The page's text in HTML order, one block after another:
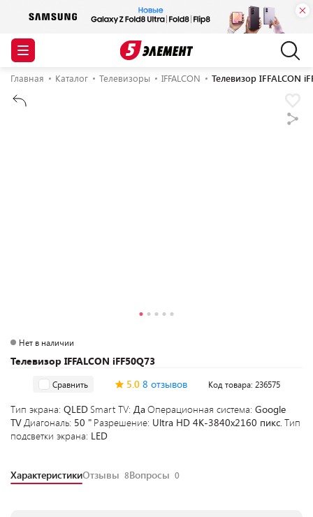
Главная Каталог Телевизоры IFFALCON Телевизор IFFALCON
Телевизор IFFALCON iFF50Q73
Нет в наличии
Сравнить 5.0 8 отзывов Код товара: 236575
Тип экрана: QLED Smart TV: ДаОперационная система: Google
TVДиагональ: 50 " Разрешение: Ultra HD 4K-3840x2160 пикс.Тип
подсветки экрана: LED
ХарактеристикиОтзывы 8Вопросы 0